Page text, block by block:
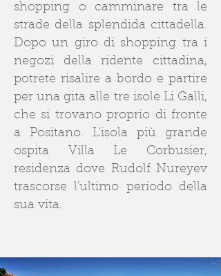
shopping o camminare tra le
strade della splendida cittadella.
Dopo un giro di shopping tra i
negozi della ridente cittadina,
potrete risalire a bordo e partire
per una gita alle tre isole Li Galli,
che si trovano proprio di fronte
a Positano. L'isola più grande
ospita Villa Le Corbusier,
residenza dove Rudolf Nureyev
trascorse l'ultimo periodo della
sua vita.